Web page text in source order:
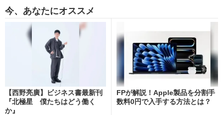
今、あなたにオススメ
【西野亮廣】ビジネス書最新刊
『北極星 僕たちはどう働く
か』
FPが解説！Apple製品を分割手
数料0円で入手する方法とは？